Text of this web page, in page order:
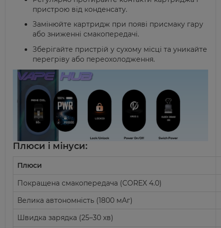
пристрою від конденсату.
Замінюйте картридж при появі присмаку гару
або зниженні смакопередачі.
Зберігайте пристрій у сухому місці та уникайте
перегріву або переохолодження.
Плюси і мінуси:
Плюси
Покращена смакопередача (COREX 4.0)
Велика автономність (1800 мАг)
Швидка зарядка (25–30 хв)